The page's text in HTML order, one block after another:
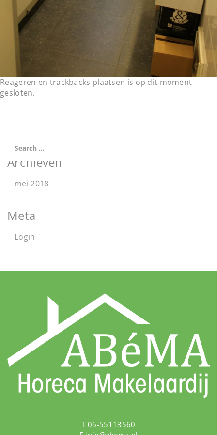
Reageren en trackbacks plaatsen is op dit moment
gesloten.
Archieven
mei 2018
Meta
Login
T 06-55113560